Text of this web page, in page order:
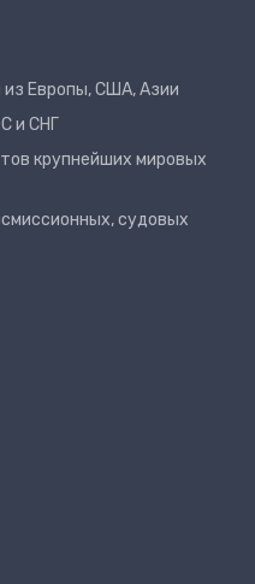
из Европы, США, Азии
и СНГ
крупнейших мировых
судовых